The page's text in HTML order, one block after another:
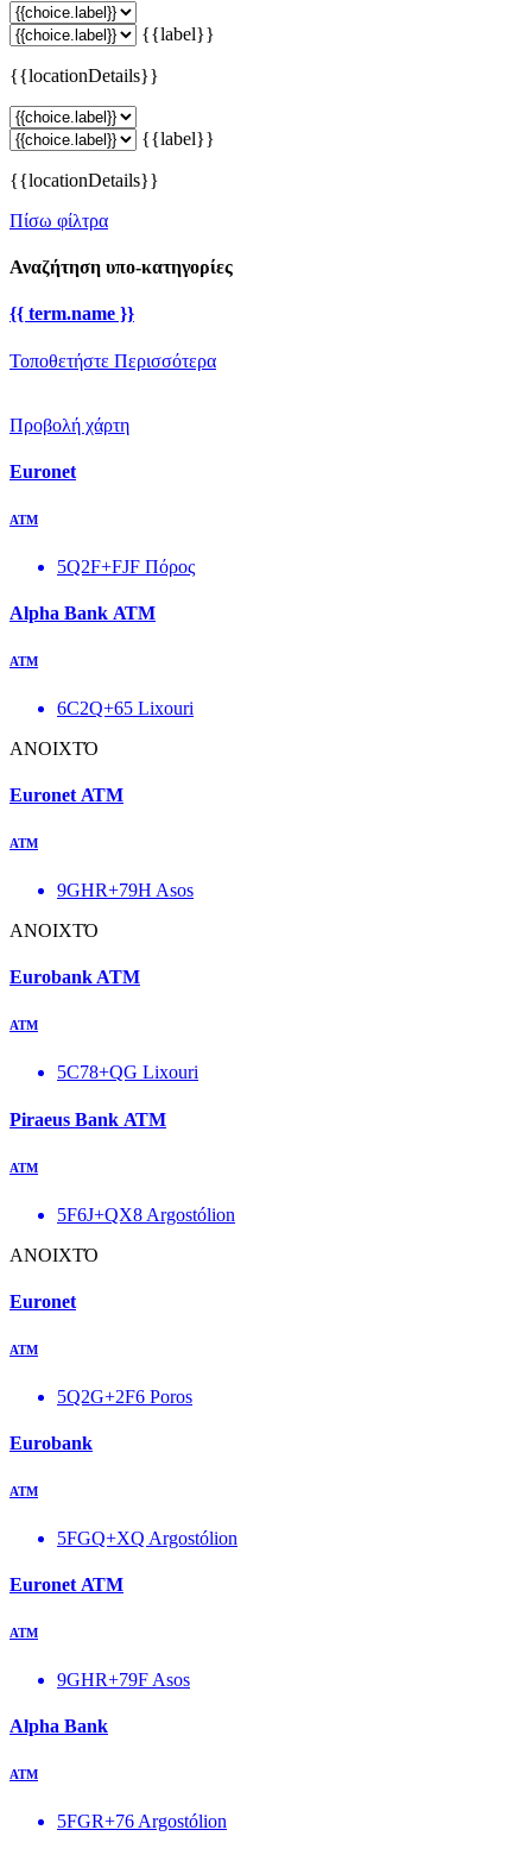
{{label}}
{{locationDetails}}
{{label}}
{{locationDetails}}
Πίσω φίλτρα
Αναζήτηση υπο-κατηγορίες
{{ term.name }}
Τοποθετήστε Περισσότερα
Προβολή χάρτη
Euronet
ΑΤΜ
5Q2F+FJF Πόρος
Alpha Bank ΑΤΜ
ΑΤΜ
6C2Q+65 Lixouri
ΑΝΟΙΧΤΌ
Euronet ΑΤΜ
ΑΤΜ
9GHR+79H Asos
ΑΝΟΙΧΤΌ
Eurobank ATM
ΑΤΜ
5C78+QG Lixouri
Piraeus Bank ΑΤΜ
ΑΤΜ
5F6J+QX8 Argostólion
ΑΝΟΙΧΤΌ
Euronet
ΑΤΜ
5Q2G+2F6 Poros
Eurobank
ΑΤΜ
5FGQ+XQ Argostólion
Euronet ΑΤΜ
ΑΤΜ
9GHR+79F Asos
Alpha Bank
ΑΤΜ
5FGR+76 Argostólion